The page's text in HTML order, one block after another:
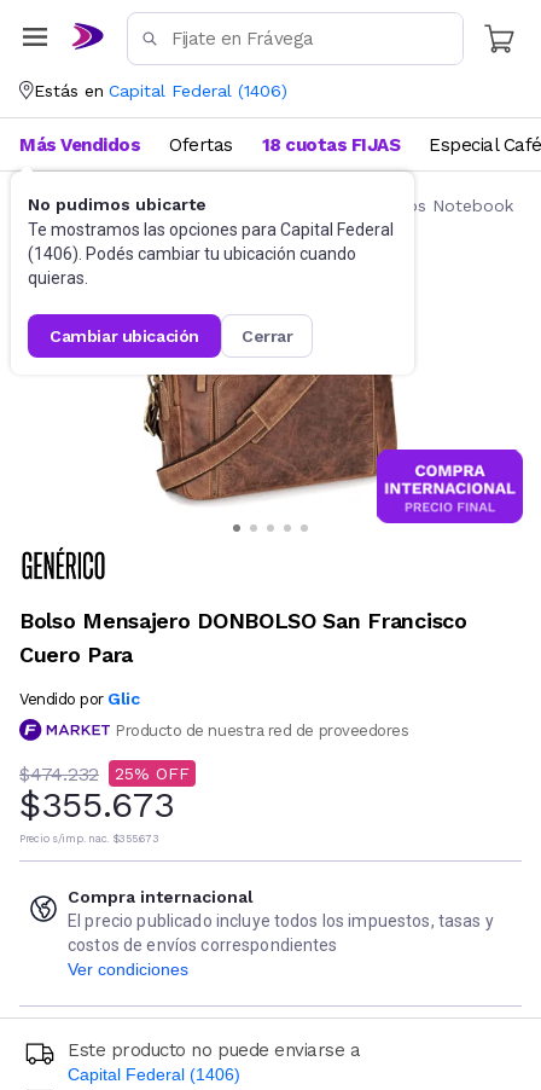
Estás en Capital Federal (1406)
No pudimos ubicarte
Te mostramos las opciones para Capital Federal
(1406). Podés cambiar tu ubicación cuando
quieras.
cambiar ubicación cerrar
Más Vendidos Ofertas 18 cuotas FIJAS Especial Café
Accesorios de Informática Mochilas y Bolsos Notebook
Bolso Mensajero DONBOLSO San Francisco
Cuero Para
Vendido por Glic
Producto de nuestra red de proveedores
$474.232 25
$355.673
Precio s/imp. nac. $355.673
Compra internacional
El precio publicado incluye todos los impuestos, tasas y
costos de envíos correspondientes
Ver condiciones
Este producto no puede enviarse a
Capital Federal (1406)